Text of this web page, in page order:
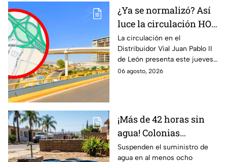
¿Ya se normalizó? Así
luce la circulación HOY
jueves en el
Distribuidor Juan
Pablo II de León
La circulación en el
Distribuidor Vial Juan Pablo II
de León presenta este jueves
6 de agosto algunos puntos
06 agosto, 2026
¡Más de 42 horas sin
agua! Colonias
afectadas por
Suspenden el suministro de
agua en al menos ocho